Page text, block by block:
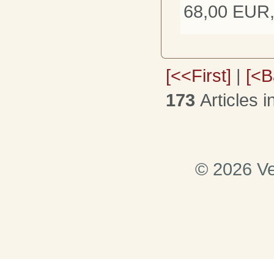
68,00
[<<First] |
173 Articles
© 2026